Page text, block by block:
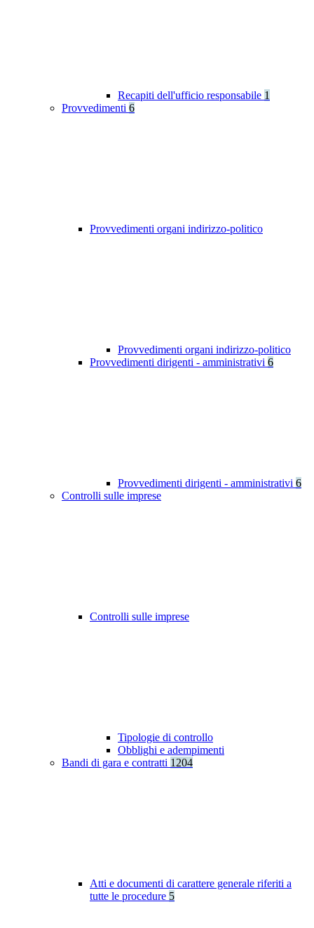
Recapiti dell'ufficio responsabile 1
Provvedimenti 6
Provvedimenti organi indirizzo-politico
Provvedimenti organi indirizzo-politico
Provvedimenti dirigenti - amministrativi 6
Provvedimenti dirigenti - amministrativi 6
Controlli sulle imprese
Controlli sulle imprese
Tipologie di controllo
Obblighi e adempimenti
Bandi di gara e contratti 1204
Atti e documenti di carattere generale riferiti a
tutte le procedure 5